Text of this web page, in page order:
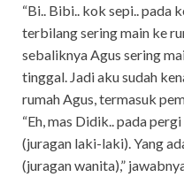
“Bi.. Bibi.. kok sepi.. pada
terbilang sering main ke
sebaliknya Agus sering
tinggal. Jadi aku sudah
rumah Agus, termasuk
“Eh, mas Didik.. pada
(juragan laki-laki). Yang
(juragan wanita),”